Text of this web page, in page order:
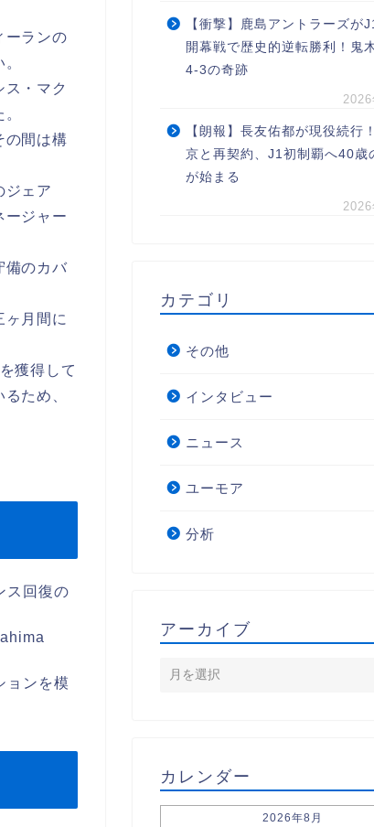
ーランの
・マク
の間は構
ジェア
ージャー
備のカバ
ヶ月間に
獲得して
ため、
ス回復の
ョンを模
【衝撃】鹿島アントラーズが
開幕戦で歴史的逆転勝利！鬼
4-3の奇跡
2026
【朗報】長友佑都が現役続行
京と再契約、J1初制覇へ40歳
が始まる
2026
カテゴリ
その他
インタビュー
ニュース
ユーモア
分析
アーカイブ
カレンダー
2026年8月